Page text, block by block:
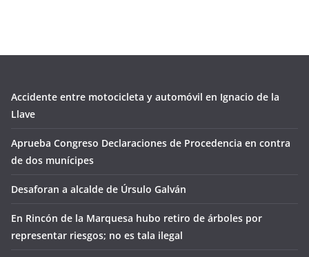
Accidente entre motocicleta y automóvil en Ignacio de la
Llave
Aprueba Congreso Declaraciones de Procedencia en contra
de dos munícipes
Desaforan a alcalde de Úrsulo Galván
En Rincón de la Marquesa hubo retiro de árboles por
representar riesgos; no es tala ilegal